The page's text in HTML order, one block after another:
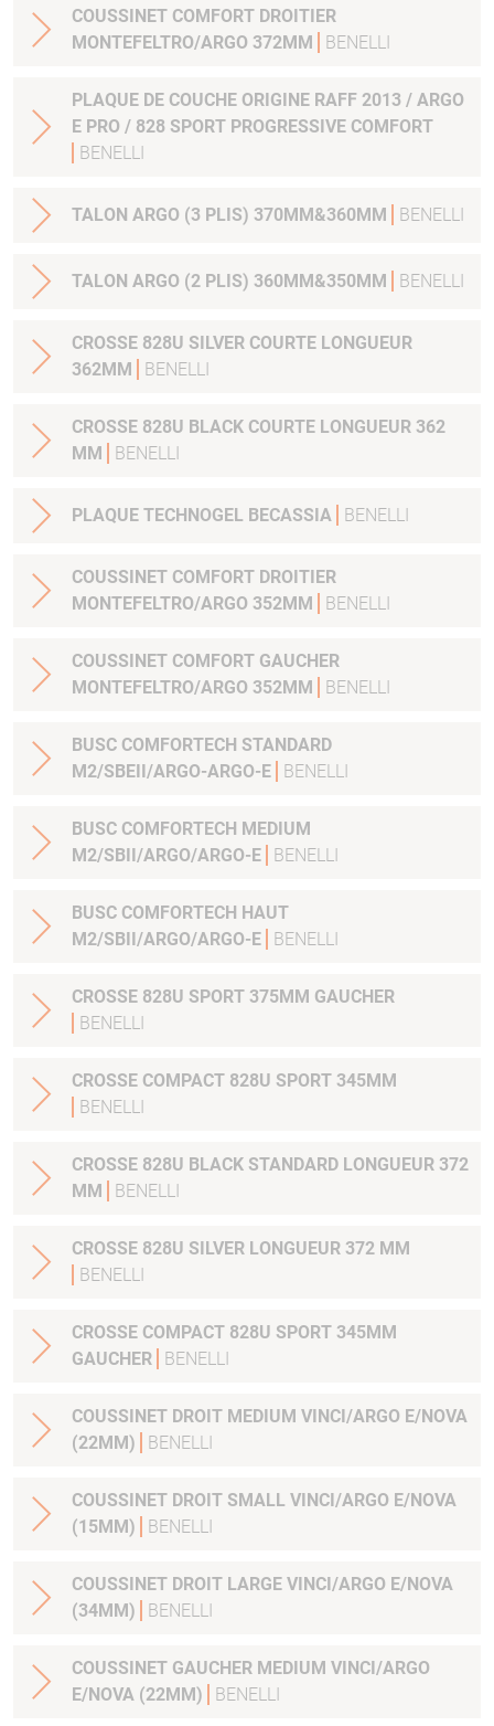
COUSSINET COMFORT DROITIER
MONTEFELTRO/ARGO 372MM
BENELLI
PLAQUE DE COUCHE ORIGINE RAFF 2013 / ARGO
E PRO / 828 SPORT PROGRESSIVE COMFORT
BENELLI
TALON ARGO (3 PLIS) 370MM&360MM BENELLI
TALON ARGO (2 PLIS) 360MM&350MM BENELLI
CROSSE 828U SILVER COURTE LONGUEUR
362MM
BENELLI
CROSSE 828U BLACK COURTE LONGUEUR 362
MM
BENELLI
PLAQUE TECHNOGEL BECASSIA BENELLI
COUSSINET COMFORT DROITIER
MONTEFELTRO/ARGO 352MM
BENELLI
COUSSINET COMFORT GAUCHER
MONTEFELTRO/ARGO 352MM
BENELLI
BUSC COMFORTECH STANDARD
M2/SBEII/ARGO-ARGO-E
BENELLI
BUSC COMFORTECH MEDIUM
M2/SBII/ARGO/ARGO-E
BENELLI
BUSC COMFORTECH HAUT
M2/SBII/ARGO/ARGO-E
BENELLI
CROSSE 828U SPORT 375MM GAUCHER
BENELLI
CROSSE COMPACT 828U SPORT 345MM
BENELLI
CROSSE 828U BLACK STANDARD LONGUEUR 372
MM
BENELLI
CROSSE 828U SILVER LONGUEUR 372 MM
BENELLI
CROSSE COMPACT 828U SPORT 345MM
GAUCHER
BENELLI
COUSSINET DROIT MEDIUM VINCI/ARGO E/NOVA
(22MM)
BENELLI
COUSSINET DROIT SMALL VINCI/ARGO E/NOVA
(15MM)
BENELLI
COUSSINET DROIT LARGE VINCI/ARGO E/NOVA
(34MM)
BENELLI
COUSSINET GAUCHER MEDIUM VINCI/ARGO
E/NOVA (22MM)
BENELLI